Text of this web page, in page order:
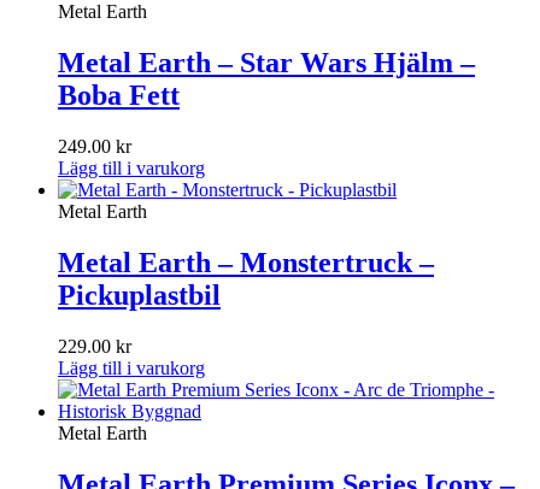
Metal Earth
Metal Earth – Star Wars Hjälm –
Boba Fett
249.00 kr
Lägg till i varukorg
Metal Earth
Metal Earth – Monstertruck –
Pickuplastbil
229.00 kr
Lägg till i varukorg
Metal Earth